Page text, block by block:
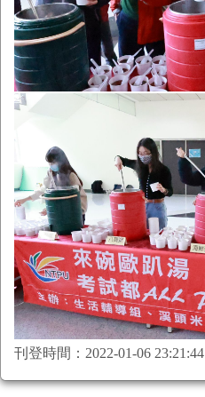
刊登時間：2022-01-06 23:21:44